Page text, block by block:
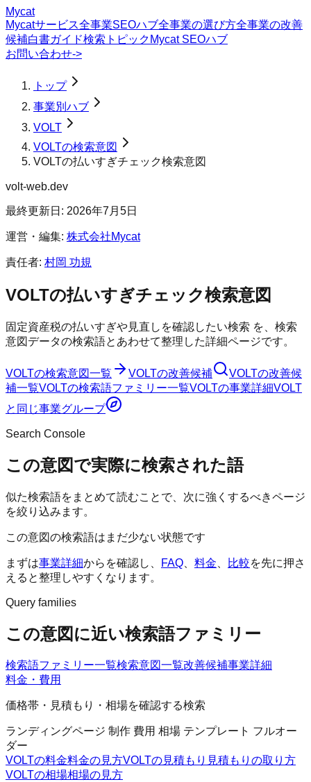
Mycat
Mycatサービス全事業SEOハブ全事業の選び方全事業の改善
候補白書ガイド検索トピック Mycat SEOハブ
お問い合わせ->
トップ
事業別ハブ
VOLT
VOLTの検索意図
VOLTの払いすぎチェック検索意図
volt-web.dev
最終更新日: 2026年7月5日
運営・編集: 株式会社Mycat
責任者: 村岡 功規
VOLTの払いすぎチェック検索意図
固定資産税の払いすぎや見直しを確認したい検索 を、検索
意図データの検索語とあわせて整理した詳細ページです。
VOLTの検索意図一覧 VOLTの改善候補 VOLTの改善候
補一覧VOLTの検索語ファミリー一覧VOLTの事業詳細VOLT
と同じ事業グループ
Search Console
この意図で実際に検索された語
似た検索語をまとめて読むことで、次に強くするべきページ
を絞り込みます。
この意図の検索語はまだ少ない状態です
まずは事業詳細からを確認し、 FAQ 料金 比較を先に押さ
えると整理しやすくなります。
Query families
この意図に近い検索語ファミリー
検索語ファミリー一覧検索意図一覧改善候補事業詳細
料金・費用
価格帯・見積もり・相場を確認する検索
ランディングページ 制作 費用 相場 テンプレート フルオー
ダー
VOLTの料金料金の見方VOLTの見積もり 見積もりの取り方
VOLTの相場相場の見方